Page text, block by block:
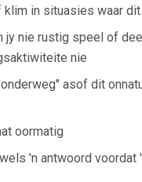
klim in situasies waar
jy nie rustig speel of
nie
asof dit
oormatig
'n antwoord voordat